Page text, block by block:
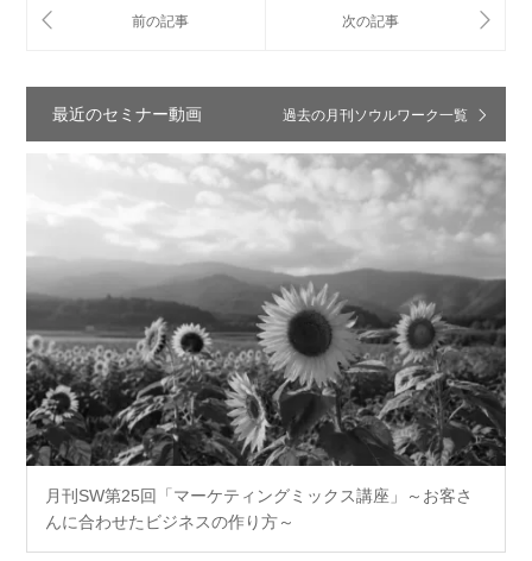
最近のセミナー動画 過去の月刊ソウルワーク一覧
月刊SW第25回「マーケティングミックス講座」～お客さ
んに合わせたビジネスの作り方～